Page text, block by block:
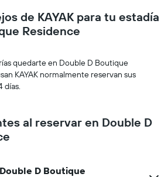
de KAYAK para tu estadía
Residence
quedarte en Double D Boutique
KAYAK normalmente reservan sus
días.
al reservar en Double D
D Boutique